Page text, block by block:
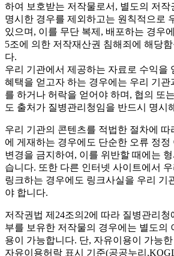
하여 보호받는 저작물로서, 별도의 저작
명시한 경우를 제외하고는 원칙적으로
있으며, 이를 무단 복제, 배포하는 경우
5조에 의한 저작재산권 침해죄에 해당
다.
우리 기관에서 제공하는 자료로 수익을
혜택을 얻고자 하는 경우에는 우리 기관
를 하거나 허락을 얻어야 하며, 협의 또
도 출처가 질병관리청임을 반드시 명시
우리 기관의 콘텐츠를 적법한 절차에 따
에 게재하는 경우에도 단순한 오류 정
변경을 금지하여, 이를 위반할 때에는
습니다. 또한 다른 인터넷 사이트에서
링크하는 경우에도 링크사실을 우리 기
야 합니다.
저작권법 제24조의2에 따라 질병관리청
부를 보유한 저작물의 경우에는 별도의
용이 가능합니다. 단, 자유이용이 가능
자유이용허락 표시 기준(공공누리